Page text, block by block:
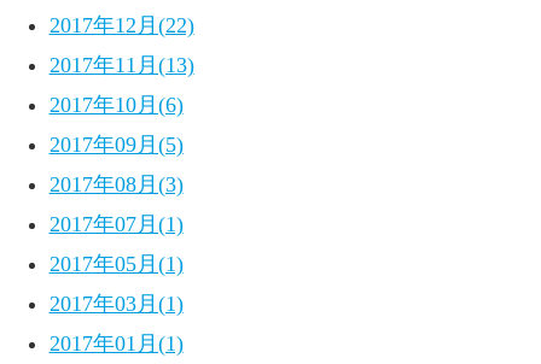
2017年12月(22)
2017年11月(13)
2017年10月(6)
2017年09月(5)
2017年08月(3)
2017年07月(1)
2017年05月(1)
2017年03月(1)
2017年01月(1)